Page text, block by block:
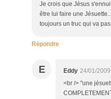
Je crois que Jésus
être lui faire une
toujours un truc qui va
Répondre
E Eddy 24/01/
<br /> "une